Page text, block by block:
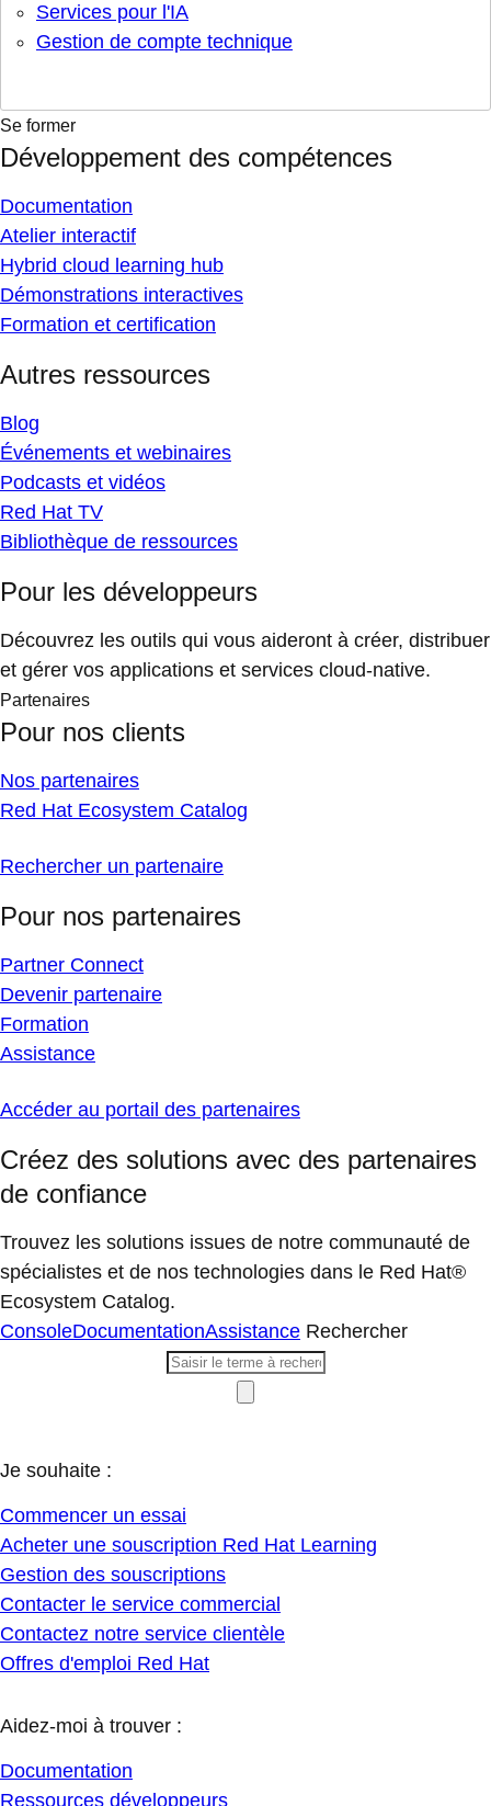
Services pour l'IA
Gestion de compte technique
Se former
Développement des compétences
Documentation
Atelier interactif
Hybrid cloud learning hub
Démonstrations interactives
Formation et certification
Autres ressources
Blog
Événements et webinaires
Podcasts et vidéos
Red Hat TV
Bibliothèque de ressources
Pour les développeurs
Découvrez les outils qui vous aideront à créer, distribuer
et gérer vos applications et services cloud-native.
Partenaires
Pour nos clients
Nos partenaires
Red Hat Ecosystem Catalog
Rechercher un partenaire
Pour nos partenaires
Partner Connect
Devenir partenaire
Formation
Assistance
Accéder au portail des partenaires
Créez des solutions avec des partenaires
de confiance
Trouvez les solutions issues de notre communauté de
spécialistes et de nos technologies dans le Red Hat®
Ecosystem Catalog.
ConsoleDocumentationAssistance Rechercher
Je souhaite :
Commencer un essai
Acheter une souscription Red Hat Learning
Gestion des souscriptions
Contacter le service commercial
Contactez notre service clientèle
Offres d'emploi Red Hat
Aidez-moi à trouver :
Documentation
Ressources développeurs